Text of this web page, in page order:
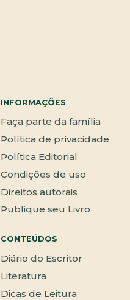
INFORMAÇÕES
Faça parte da família
Política de privacidade
Política Editorial
Condições de uso
Direitos autorais
Publique seu Livro
CONTEÚDOS
Diário do Escritor
Literatura
Dicas de Leitura